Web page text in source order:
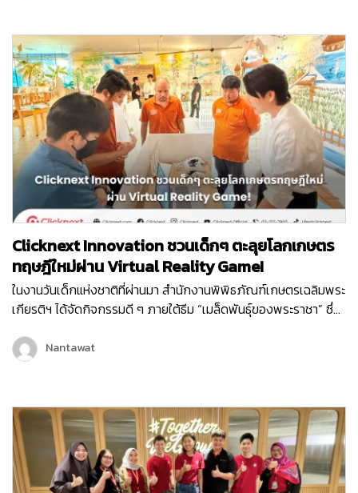
Clicknext Innovation ชวนเด็กๆ ตะลุยโลกเกษตร
ทฤษฎีใหม่ผ่าน Virtual Reality Game!
ในงานวันเด็กแห่งชาติที่ผ่านมา สำนักงานพิพิธภัณฑ์เกษตรเฉลิมพระ
เกียรติฯ ได้จัดกิจกรรมดี ๆ ภายใต้ธีม “เมล็ดพันธุ์ของพระราชา” ซึ่ง
เด็ก ๆ และเยาวชน หนึ่งในกิจกรรมที่ได้รับความสนใจจากเด็ก ๆ
ภายในงานก็คือ Virtual Reality Game “1 ไร่ พึ่งตนเอง”…
Nantawat